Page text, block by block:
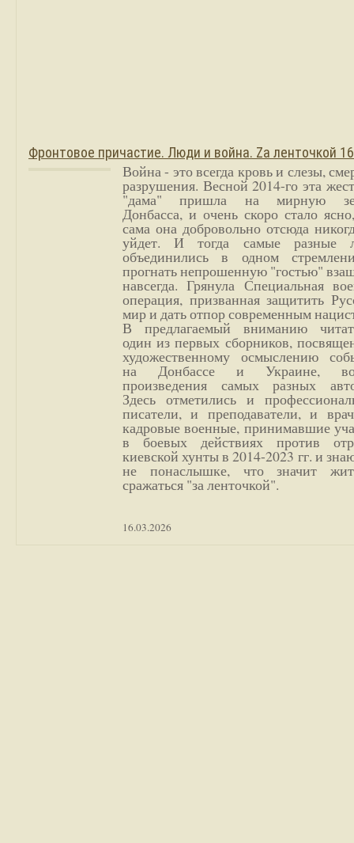
Фронтовое причастие. Люди и война. Zа ленточкой
Война - это всегда кровь и слезы,
разрушения. Весной 2014-го эта
"дама" пришла на мирную
Донбасса, и очень скоро стало
сама она добровольно отсюда
уйдет. И тогда самые разные
объединились в одном
прогнать непрошенную "гостью"
навсегда. Грянула Специальная
операция, призванная защитить
мир и дать отпор современным
В предлагаемый вниманию
один из первых сборников,
художественному осмыслению
на Донбассе и Украине,
произведения самых разных
Здесь отметились и
писатели, и преподаватели, и
кадровые военные, принимавшие
в боевых действиях против
киевской хунты в 2014-2023 гг. и
не понаслышке, что значит
сражаться "за ленточкой".
16.03.2026